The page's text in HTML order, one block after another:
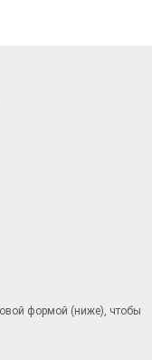
формой (ниже), чтобы